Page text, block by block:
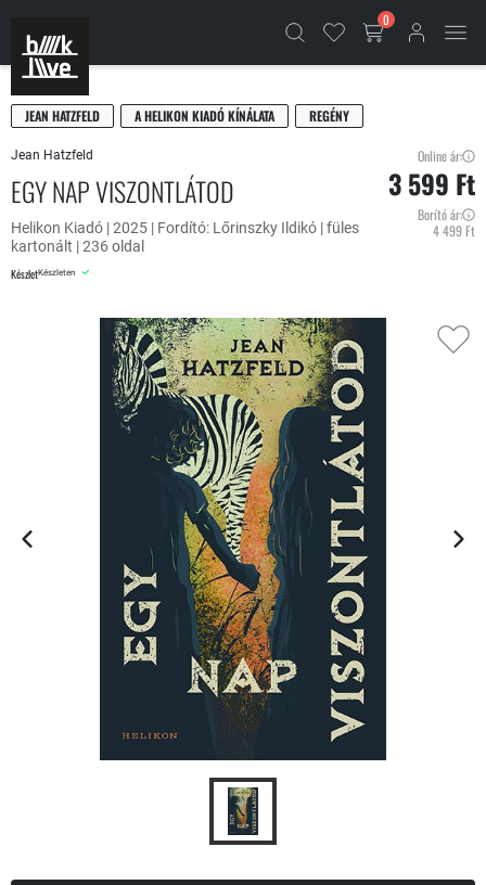
0
JEAN HATZFELD A HELIKON KIADÓ KÍNÁLATA REGÉNY
Jean Hatzfeld
EGY NAP VISZONTLÁTOD
Helikon Kiadó | 2025 | Fordító: Lőrinszky Ildikó | füles
kartonált | 236 oldal
KészletKészleten
Online ár:
3 599 Ft
Borító ár:
4 499 Ft